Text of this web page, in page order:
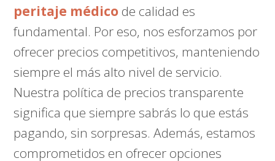
peritaje médico de calidad es
fundamental. Por eso, nos esforzamos por
ofrecer precios competitivos, manteniendo
siempre el más alto nivel de servicio.
Nuestra política de precios transparente
significa que siempre sabrás lo que estás
pagando, sin sorpresas. Además, estamos
comprometidos en ofrecer opciones